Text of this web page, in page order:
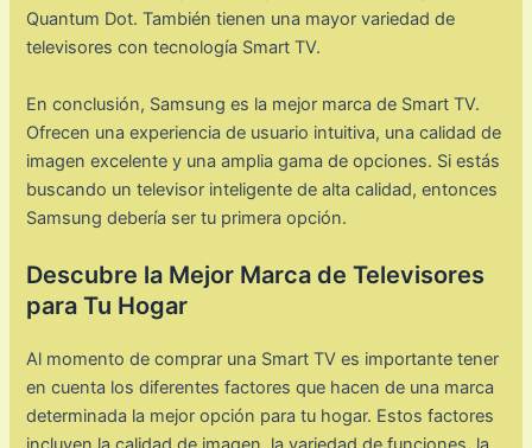
Quantum Dot. También tienen una mayor variedad de
televisores con tecnología Smart TV.
En conclusión, Samsung es la mejor marca de Smart TV.
Ofrecen una experiencia de usuario intuitiva, una calidad de
imagen excelente y una amplia gama de opciones. Si estás
buscando un televisor inteligente de alta calidad, entonces
Samsung debería ser tu primera opción.
Descubre la Mejor Marca de Televisores
para Tu Hogar
Al momento de comprar una Smart TV es importante tener
en cuenta los diferentes factores que hacen de una marca
determinada la mejor opción para tu hogar. Estos factores